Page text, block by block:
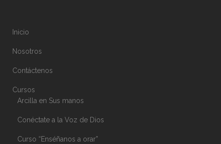
Inicio
Nosotros
Contáctenos
Cursos
Arcilla en Sus manos
Conéctate a la Voz de Dios
Curso “Enséñanos a orar”